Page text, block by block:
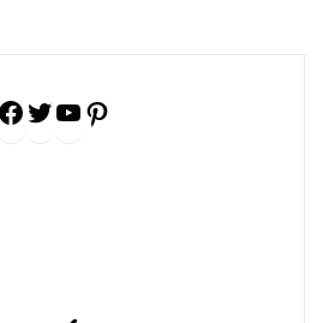
Facebook
Twitter
YouTube
Pinterest